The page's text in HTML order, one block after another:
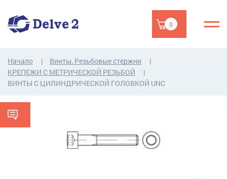
0
Начало
Винты, Резьбовые стержни
КРЕПЕЖИ С МЕТРИЧЕСКОЙ РЕЗЬБОЙ
ВИНТЫ С ЦИЛИНДРИЧЕСКОЙ ГОЛОВКОЙ UNC